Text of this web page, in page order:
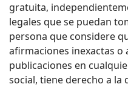
gratuita,
legales que se puedan
persona que considere
afirmaciones inexactas
publicaciones en
social, tiene derecho a